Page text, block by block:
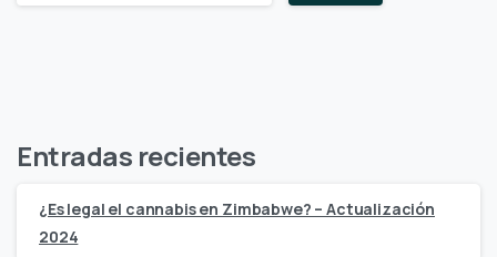
Entradas recientes
¿Es legal el cannabis en Zimbabwe? – Actualización
2024